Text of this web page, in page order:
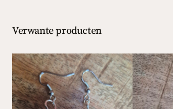
Verwante producten